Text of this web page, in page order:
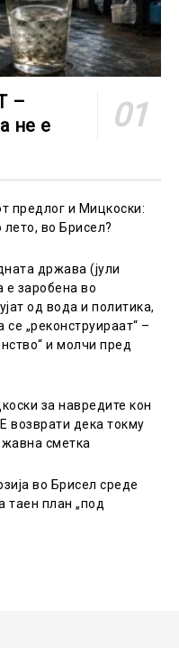
–
не е
предлог и Мицкоски:
лето, во Брисел?
држава (јули
е заробена во
од вода и политика,
„реконструираат“ –
и молчи пред
за навредите кон
дека токму
сметка
во Брисел среде
таен план „под